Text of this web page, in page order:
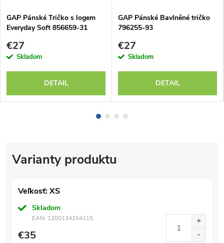
Veľkosť: XS
Skladom
EAN: 1200134154115
€35
GAP Pánské Tričko s logem
Everyday Soft 856659-31
€27
Skladom
DETAIL
GAP Pánské Bavlněné tričko
796255-93
€27
Skladom
DETAIL